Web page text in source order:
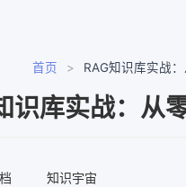
首页 > RAG知识库实战
识库实战：从
知识宇宙